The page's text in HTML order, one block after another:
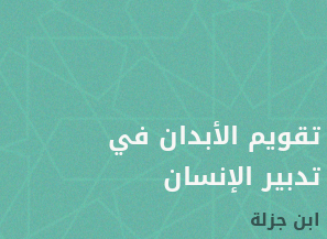
تقويم الأبدان في
تدبير الإنسان
ابن جزلة